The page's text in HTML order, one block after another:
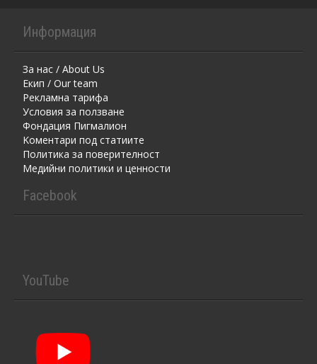
Информация
За нас / About Us
Екип / Our team
Рекламна тарифа
Условия за ползване
Фондация Пигмалион
Kоментaри под статиите
Политика за поверителност
Медийни политики и ценности
Facebook
YouTube